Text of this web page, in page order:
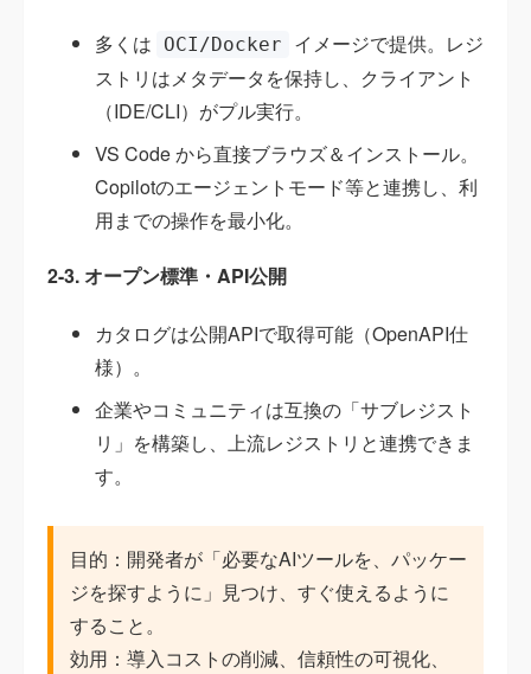
多くは OCI/Docker
イメージで提供。レジ
ストリはメタデータを保持し、クライアント
（IDE/CLI）がプル実行。
VS Code から直接ブラウズ＆インストール。
Copilotのエージェントモード等と連携し、利
用までの操作を最小化。
2-3. オープン標準・API公開
カタログは公開APIで取得可能（OpenAPI仕
様）。
企業やコミュニティは互換の「サブレジスト
リ」を構築し、上流レジストリと連携できま
す。
目的：開発者が「必要なAIツールを、パッケー
ジを探すように」見つけ、すぐ使えるように
すること。
効用：導入コストの削減、信頼性の可視化、